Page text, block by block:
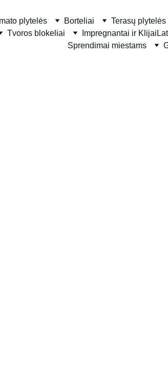
plytelės Borteliai Terasų plytelės
Tvoros blokeliai Impregnantai ir Klijai
Sprendimai miestams